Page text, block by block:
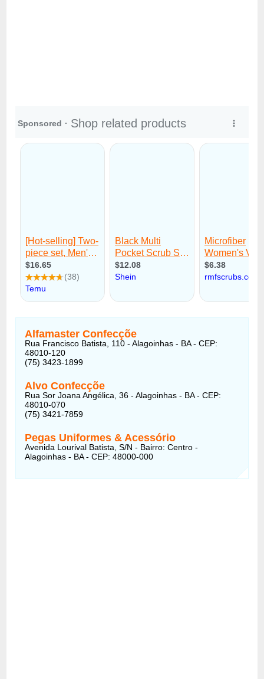
Alfamaster Confecçõe
Rua Francisco Batista, 110 - Alagoinhas - BA - CEP:
48010-120
(75) 3423-1899
Alvo Confecçõe
Rua Sor Joana Angélica, 36 - Alagoinhas - BA - CEP:
48010-070
(75) 3421-7859
Pegas Uniformes & Acessório
Avenida Lourival Batista, S/N - Bairro: Centro -
Alagoinhas - BA - CEP: 48000-000